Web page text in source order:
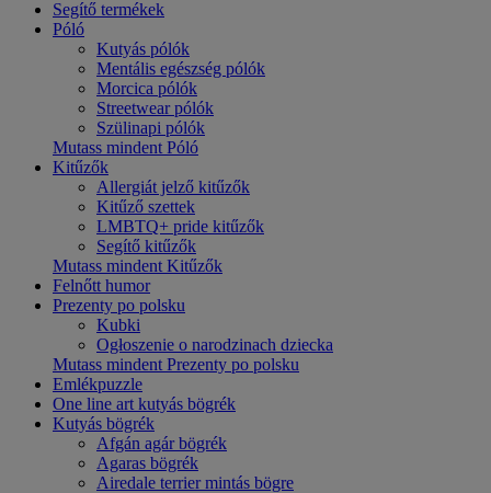
Segítő termékek
Póló
Kutyás pólók
Mentális egészség pólók
Morcica pólók
Streetwear pólók
Szülinapi pólók
Mutass mindent Póló
Kitűzők
Allergiát jelző kitűzők
Kitűző szettek
LMBTQ+ pride kitűzők
Segítő kitűzők
Mutass mindent Kitűzők
Felnőtt humor
Prezenty po polsku
Kubki
Ogłoszenie o narodzinach dziecka
Mutass mindent Prezenty po polsku
Emlékpuzzle
One line art kutyás bögrék
Kutyás bögrék
Afgán agár bögrék
Agaras bögrék
Airedale terrier mintás bögre